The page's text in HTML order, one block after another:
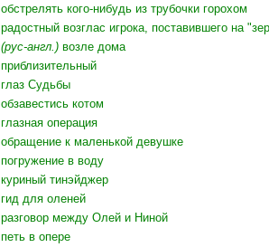
обстрелять кого-нибудь из трубочки горохом
радостный возглас игрока, поставившего на
(рус-англ.) возле дома
приблизительный
глаз Судьбы
обзавестись котом
глазная операция
обращение к маленькой девушке
погружение в воду
куриный тинэйджер
гид для оленей
разговор между Олей и Ниной
петь в опере